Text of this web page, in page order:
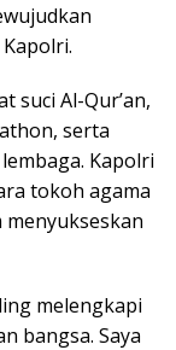
suci Al-Qur’an,
serta
Kapolri
tokoh agama
melengkapi
bangsa. Saya